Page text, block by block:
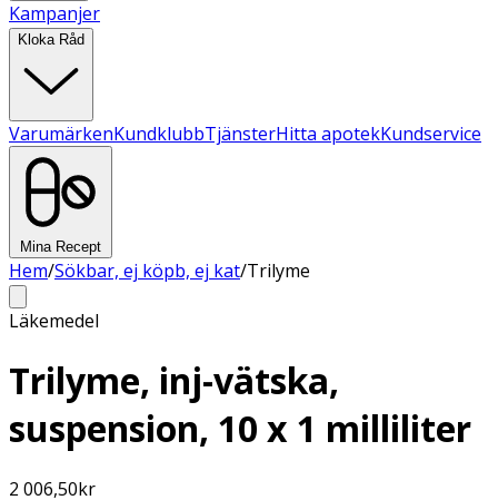
Kampanjer
Kloka Råd
VarumärkenKundklubbTjänsterHitta apotekKundservice
Mina Recept
Hem/Sökbar, ej köpb, ej kat/Trilyme
Läkemedel
Trilyme, inj-vätska,
suspension, 10 x 1 milliliter
2 006,50kr